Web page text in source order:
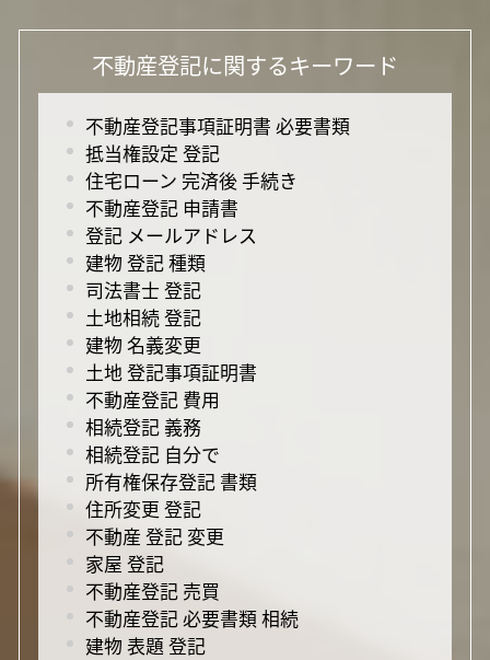
不動産登記に関するキーワード
不動産登記事項証明書 必要書類
抵当権設定 登記
住宅ローン 完済後 手続き
不動産登記 申請書
登記 メールアドレス
建物 登記 種類
司法書士 登記
土地相続 登記
建物 名義変更
土地 登記事項証明書
不動産登記 費用
相続登記 義務
相続登記 自分で
所有権保存登記 書類
住所変更 登記
不動産 登記 変更
家屋 登記
不動産登記 売買
不動産登記 必要書類 相続
建物 表題 登記